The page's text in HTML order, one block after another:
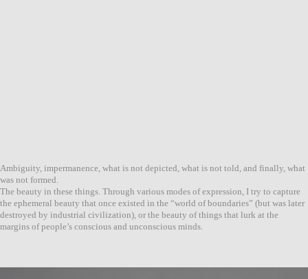
Ambiguity, impermanence, what is not depicted, what is not told, and finally, what
was not formed.
The beauty in these things. Through various modes of expression, I try to capture
the ephemeral beauty that once existed in the “world of boundaries” (but was later
destroyed by industrial civilization), or the beauty of things that lurk at the
margins of people’s conscious and unconscious minds.